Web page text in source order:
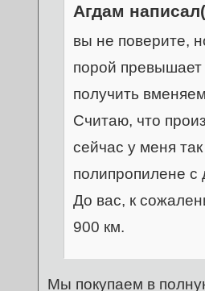
Агдам
вы не поверите,
порой превышает
получить
Считаю, что
сейчас у меня
полипропилене с
До вас, к
900 км.
Мы покупаем в